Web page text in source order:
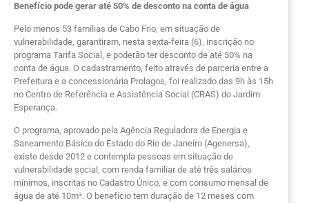
Benefício pode gerar até 50% de desconto na conta de água
Pelo menos 53 famílias de Cabo Frio, em situação de
vulnerabilidade, garantiram, nesta sexta-feira (6), inscrição no
programa Tarifa Social, e poderão ter desconto de até 50% na
conta de água. O cadastramento, feito através de parceria entre a
Prefeitura e a concessionária Prolagos, foi realizado das 9h às 15h
no Centro de Referência e Assistência Social (CRAS) do Jardim
Esperança.
O programa, aprovado pela Agência Reguladora de Energia e
Saneamento Básico do Estado do Rio de Janeiro (Agenersa),
existe desde 2012 e contempla pessoas em situação de
vulnerabilidade social, com renda familiar de até três salários
mínimos, inscritas no Cadastro Único, e com consumo mensal de
água de até 10m³. O benefício tem duração de 12 meses com